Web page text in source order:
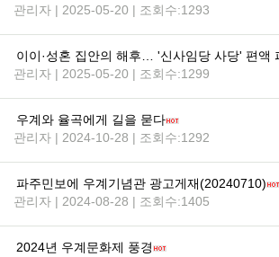
관리자 | 2025-05-20 | 조회수:1293
이이·성혼 집안의 해후… '신사임당 사당' 편액
관리자 | 2025-05-20 | 조회수:1299
우계와 율곡에게 길을 묻다
관리자 | 2024-10-28 | 조회수:1292
파주민보에 우계기념관 광고게재(20240710)
관리자 | 2024-08-28 | 조회수:1405
2024년 우계문화제 풍경